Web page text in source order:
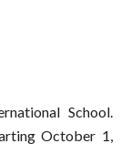
School.
October 1,